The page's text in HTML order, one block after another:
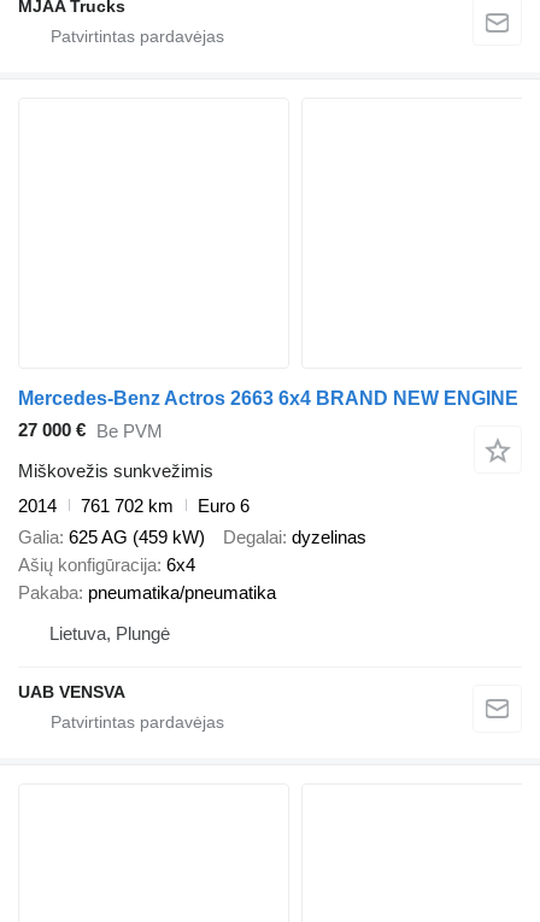
MJAA Trucks
Mercedes-Benz Actros 2663 6x4 BRAND NEW ENGINE
27 000 € Be PVM
Miškovežis sunkvežimis
2014
761 702 km
Euro 6
Galia 625 AG (459 kW) Degalai dyzelinas
Ašių konfigūracija 6x4
Pakaba pneumatika/pneumatika
Lietuva, Plungė
UAB VENSVA